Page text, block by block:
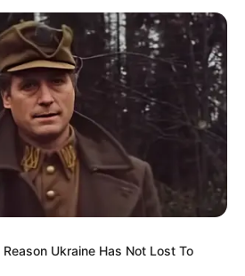
Ukraine Has Not Lost To